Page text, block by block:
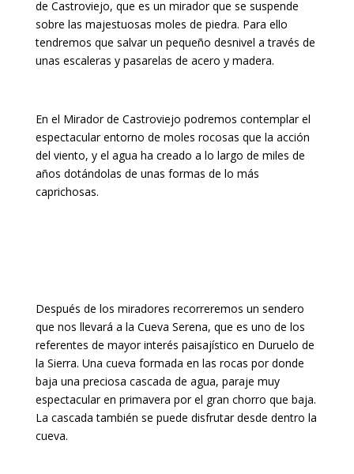
de Castroviejo, que es un mirador que se suspende
sobre las majestuosas moles de piedra. Para ello
tendremos que salvar un pequeño desnivel a través de
unas escaleras y pasarelas de acero y madera.
En el Mirador de Castroviejo podremos contemplar el
espectacular entorno de moles rocosas que la acción
del viento, y el agua ha creado a lo largo de miles de
años dotándolas de unas formas de lo más
caprichosas.
Después de los miradores recorreremos un sendero
que nos llevará a la Cueva Serena, que es uno de los
referentes de mayor interés paisajístico en Duruelo de
la Sierra. Una cueva formada en las rocas por donde
baja una preciosa cascada de agua, paraje muy
espectacular en primavera por el gran chorro que baja.
La cascada también se puede disfrutar desde dentro la
cueva.